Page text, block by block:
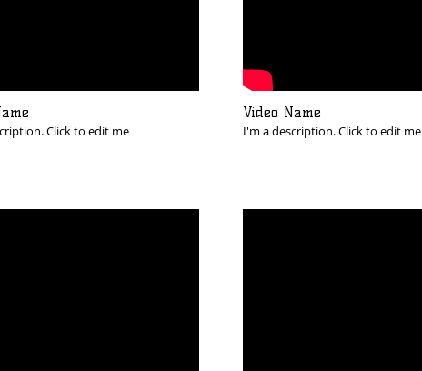
Click to edit me
Video Name
I'm a description. Click to edit me